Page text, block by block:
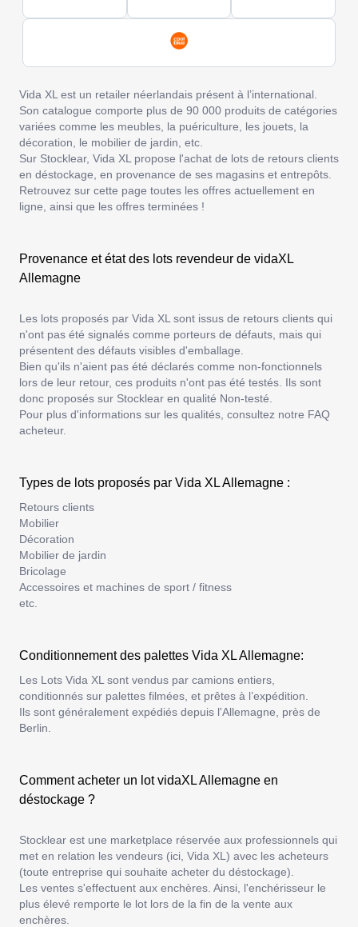
Vida XL est un retailer néerlandais présent à l’international.
Son catalogue comporte plus de 90 000 produits de catégories
variées comme les meubles, la puériculture, les jouets, la
décoration, le mobilier de jardin, etc.
Sur Stocklear, Vida XL propose l'achat de lots de retours clients
en déstockage, en provenance de ses magasins et entrepôts.
Retrouvez sur cette page toutes les offres actuellement en
ligne, ainsi que les offres terminées !
Provenance et état des lots revendeur de vidaXL
Allemagne
Les lots proposés par Vida XL sont issus de retours clients qui
n'ont pas été signalés comme porteurs de défauts, mais qui
présentent des défauts visibles d'emballage.
Bien qu'ils n'aient pas été déclarés comme non-fonctionnels
lors de leur retour, ces produits n'ont pas été testés. Ils sont
donc proposés sur Stocklear en qualité Non-testé.
Pour plus d'informations sur les qualités, consultez notre FAQ
acheteur.
Types de lots proposés par Vida XL Allemagne :
Retours clients
Mobilier
Décoration
Mobilier de jardin
Bricolage
Accessoires et machines de sport / fitness
etc.
Conditionnement des palettes Vida XL Allemagne:
Les Lots Vida XL sont vendus par camions entiers,
conditionnés sur palettes filmées, et prêtes à l’expédition.
Ils sont généralement expédiés depuis l'Allemagne, près de
Berlin.
Comment acheter un lot vidaXL Allemagne en
déstockage ?
Stocklear est une marketplace réservée aux professionnels qui
met en relation les vendeurs (ici, Vida XL) avec les acheteurs
(toute entreprise qui souhaite acheter du déstockage).
Les ventes s'effectuent aux enchères. Ainsi, l'enchérisseur le
plus élevé remporte le lot lors de la fin de la vente aux
enchères.